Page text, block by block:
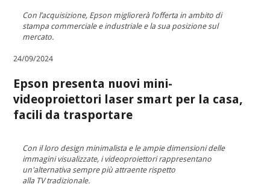
Con l’acquisizione, Epson migliorerà l’offerta in ambito di
stampa commerciale e industriale e la sua posizione sul
mercato.
24/09/2024
Epson presenta nuovi mini-
videoproiettori laser smart per la casa,
facili da trasportare
Con il loro design minimalista e le ampie dimensioni delle
immagini visualizzate, i videoproiettori rappresentano
un'alternativa sempre più attraente rispetto
alla TV tradizionale.